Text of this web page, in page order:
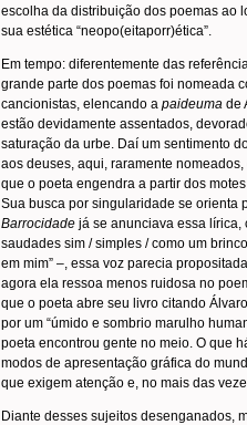
escolha da distribuição dos poemas ao
sua estética “neopo(eitaporr)ética”.
Em tempo: diferentemente das
grande parte dos poemas foi nomeada
cancionistas, elencando a paideuma de
estão devidamente assentados,
saturação da urbe. Daí um sentimento
aos deuses, aqui, raramente
que o poeta engendra a partir dos
Sua busca por singularidade se orienta
Barrocidade já se anunciava essa lírica,
saudades sim / simples / como um
em mim” –, essa voz parecia
agora ela ressoa menos ruidosa no
que o poeta abre seu livro citando
por um “úmido e sombrio marulho
poeta encontrou gente no meio. O que
modos de apresentação gráfica do
que exigem atenção e, no mais das
Diante desses sujeitos desenganados,